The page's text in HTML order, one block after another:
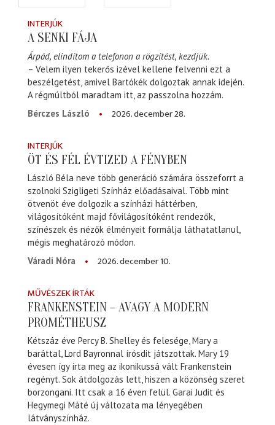
INTERJÚK
A SENKI FÁJA
Árpád, elindítom a telefonon a rögzítést, kezdjük.
– Velem ilyen tekerős izével kellene felvenni ezt a
beszélgetést, amivel Bartókék dolgoztak annak idején.
A régmúltból maradtam itt, az passzolna hozzám.
Bérczes László
2026. december 28.
INTERJÚK
ÖT ÉS FÉL ÉVTIZED A FÉNYBEN
László Béla neve több generáció számára összeforrt a
szolnoki Szigligeti Színház előadásaival. Több mint
ötvenöt éve dolgozik a színházi háttérben,
világosítóként majd fővilágosítóként rendezők,
színészek és nézők élményeit formálja láthatatlanul,
mégis meghatározó módon.
Váradi Nóra
2026. december 10.
MŰVÉSZEK ÍRTÁK
FRANKENSTEIN – AVAGY A MODERN
PROMÉTHEUSZ
Kétszáz éve Percy B. Shelley és felesége, Mary a
baráttal, Lord Bayronnal írósdit játszottak. Mary 19
évesen így írta meg az ikonikussá vált Frankenstein
regényt. Sok átdolgozás lett, hiszen a közönség szeret
borzongani. Itt csak a 16 éven felül. Garai Judit és
Hegymegi Máté új változata ma lényegében
látványszínház.